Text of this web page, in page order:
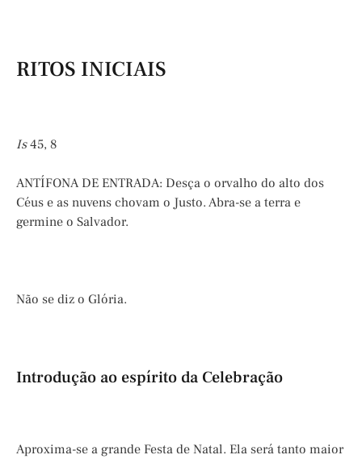
RITOS INICIAIS
Is45, 8
ANTÍFONA DE ENTRADA: Desça o orvalho do alto dos
Céus e as nuvens chovam o Justo. Abra-se a terra e
germine o Salvador.
Não se diz o Glória.
Introdução ao espírito da Celebração
Aproxima-se a grande Festa de Natal. Ela será tanto maior